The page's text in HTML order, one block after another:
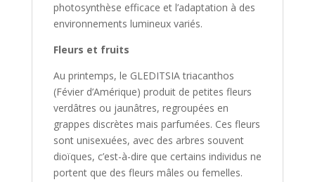
photosynthèse efficace et l’adaptation à des
environnements lumineux variés.
Fleurs et fruits
Au printemps, le GLEDITSIA triacanthos
(Févier d’Amérique) produit de petites fleurs
verdâtres ou jaunâtres, regroupées en
grappes discrètes mais parfumées. Ces fleurs
sont unisexuées, avec des arbres souvent
dioïques, c’est-à-dire que certains individus ne
portent que des fleurs mâles ou femelles.